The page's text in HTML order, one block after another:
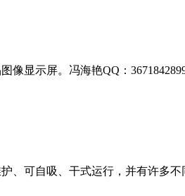
显示屏。冯海艳QQ：
、可自吸、干式运行，并有许多